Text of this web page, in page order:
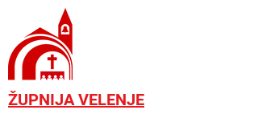
ŽUPNIJA VELENJE